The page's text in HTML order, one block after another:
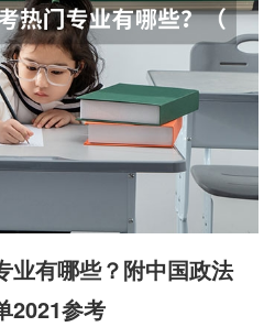
业有哪些？附中国政法
2021参考